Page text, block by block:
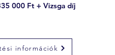
000 Ft + Vizsga díj
információk